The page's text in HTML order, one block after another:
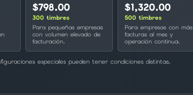
$798.00
300 timbres
Para pequeñas empresas
con volumen elevado de
facturación.
$1,320.00
500 timbres
Para empresas con más
facturas al mes y
operación continua.
especiales pueden tener condiciones distintas.